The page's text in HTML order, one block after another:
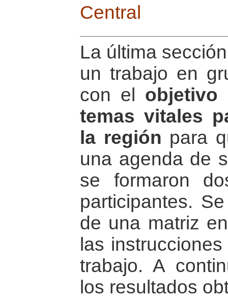
Central
La última
un trabajo en
con el objetivo
temas vitales
la región para
una agenda de
se formaron
participantes.
de una matriz
las
trabajo. A
los resultados